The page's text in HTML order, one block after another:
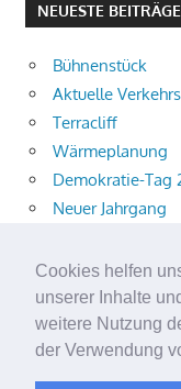
Cookies helfen
unserer Inhalte
weitere Nutzung
der Verwendung
NEUESTE BEITRÄGE
Bühnenstück
Aktuelle
Terracliff
Wärmeplanung
Demokratie-Tag
Neuer Jahrgang
Neue
Schulweg mit i-
Summersoul
Alkoholeinfluss
Stillegung der